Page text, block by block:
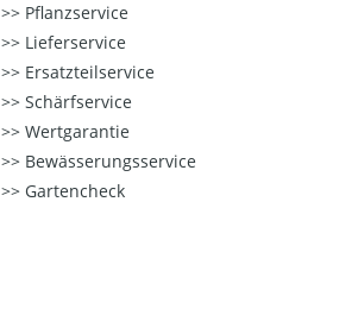
Pflanzservice
Lieferservice
Ersatzteilservice
Schärfservice
Wertgarantie
Bewässerungsservice
Gartencheck